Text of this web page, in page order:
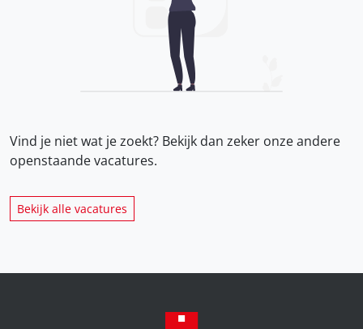
Vind je niet wat je zoekt? Bekijk dan zeker onzeandere
openstaande vacatures.
Bekijk alle vacatures